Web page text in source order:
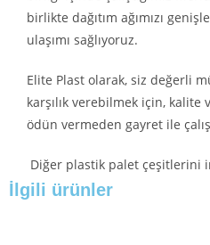
birlikte dağıtım ağımızı
ulaşımı sağlıyoruz.
Elite Plast olarak, siz değerli
karşılık verebilmek için, kalite
ödün vermeden gayret ile
Diğer plastik palet çeşitlerini
İlgili ürünler